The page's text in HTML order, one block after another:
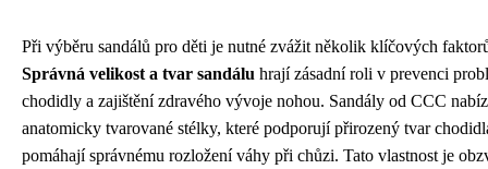
Při výběru sandálů pro děti je nutné zvážit několik klíčových
Správná velikost a tvar sandálu hrají zásadní roli v prevenci
chodidly a zajištění zdravého vývoje nohou. Sandály od CCC
anatomicky tvarované stélky, které podporují přirozený tvar
pomáhají správnému rozložení váhy při chůzi. Tato vlastnost je